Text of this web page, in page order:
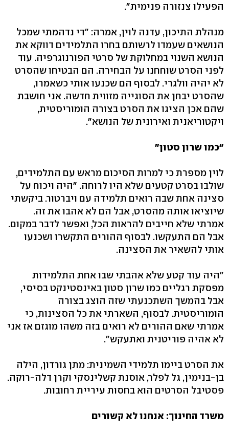
הפעילו צנזורה פנימית".
מנהלת התיכון, עדנה לוין, אמרה: "די נדהמתי שמכל
הנושאים שעמדו לרשותם בחרו התלמידים דווקא את
הנושא השנוי במחלוקת של סרטי הפורנוגרפיה. עוד
לפני הסרט שוחחנו על הבחירה. הם הבטיחו שהסרט
לא יהיה וולגרי. לבסוף הם שכנעו אותי כשאמרו,
שהסרט יבחן את הסוגייה מזווית חדשה. אני חושבת
שהם אכן הציגו את הסרט בצורה הומוריסטית,
ויקטוריאנית ואירונית של הנושא".
"כמו שרון סטון"
לוין מספרת כי למרות הסיכום מראש עם התלמידים,
שולבו בסרט קטעים שלא היו לרוחה. "היה ויכוח על
סצינה אחת שבה רואים תלמידה עם ויברטור. ביקשתי
שיוציאו אותה מהסרט, אבל הם לא אהבו את זה.
אמרתי שלא חייבים להראות הכל, ואפשר לדבר במקום.
אבל הם התעקשו. לבסוף ההורים התקשרו ושכנעו
אותי להשאיר את הסצינה.
"היה עוד קטע שלא אהבתי שבו אחת התלמידות
מפסקת רגליים כמו שרון סטון באינסטינקט בסיסי,
אבל בהמשך השתכנעתי שזה הוצג בצורה
הומוריסטית. לבסוף, השארתי את כל הסצינות, כי
אמרתי שאם ההורים לא רואים בזה משהו מוגזם אז אני
לא אהיה פוריטנית ואתעקש".
את הסרט ביימו תלמידי השמינית: מתן גורדון, הילה
בן-בנימין, גל לפלר, אוסנת קשלינסקי וקרן דלה-רוקה.
פסטיבל הסרטים הוא בחסות עיריית רחובות.
משרד החינוך: אנחנו לא קשורים